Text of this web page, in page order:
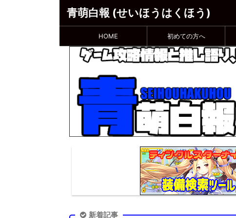
青萌白報 (せいほうはくほう)
HOME 初めての方へ
新着記事